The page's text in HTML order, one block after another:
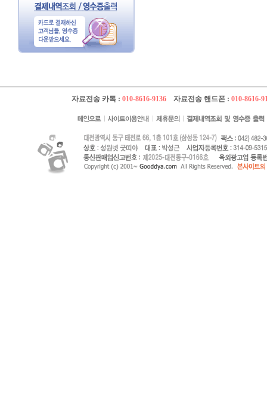
자료전송 카톡 : 010-8616-9136 자료전송 핸드폰 : 010-8616-